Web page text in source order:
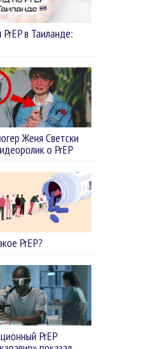
в Таиланде:
Женя Светски
о PrEP
PrEP?
PrEP